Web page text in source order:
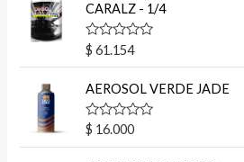
a
d
o
e
d
e
5
CARALZ - 1/4
V
a
o
a
d
o
e
$ 61.154
AEROSOL VERDE JADE
V
a
$ 16.000